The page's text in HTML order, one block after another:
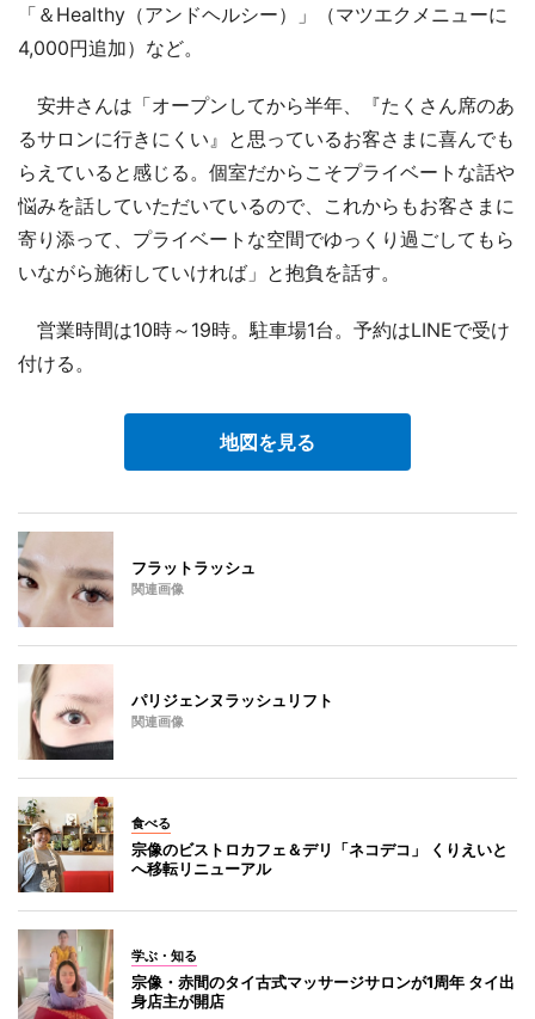
「＆Healthy（アンドヘルシー）」（マツエクメニューに
4,000円追加）など。
安井さんは「オープンしてから半年、『たくさん席のあ
るサロンに行きにくい』と思っているお客さまに喜んでも
らえていると感じる。個室だからこそプライベートな話や
悩みを話していただいているので、これからもお客さまに
寄り添って、プライベートな空間でゆっくり過ごしてもら
いながら施術していければ」と抱負を話す。
営業時間は10時～19時。駐車場1台。予約はLINEで受け
付ける。
地図を見る
フラットラッシュ
関連画像
パリジェンヌラッシュリフト
関連画像
食べる
宗像のビストロカフェ＆デリ「ネコデコ」 くりえいと
へ移転リニューアル
学ぶ・知る
宗像・赤間のタイ古式マッサージサロンが1周年 タイ出
身店主が開店